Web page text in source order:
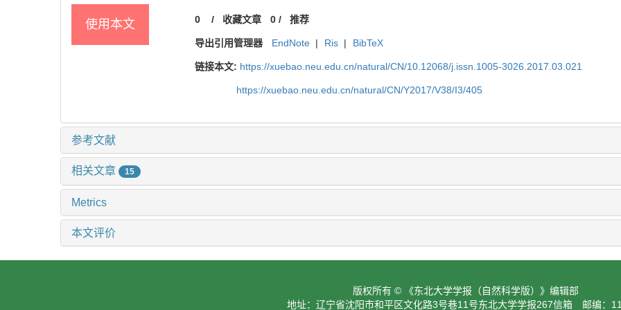
使用本文 0 / 收藏文章 0/ 推荐
导出引用管理器 EndNote | Ris | BibTeX
链接本文: https://xuebao.neu.edu.cn/natural/CN/10.12068/j.issn.1005-3026.2017.03.021
https://xuebao.neu.edu.cn/natural/CN/Y2017/V38/I3/405
参考文献
相关文章 15
Metrics
本文评价
版权所有 © 《东北大学学报（自然科学版）》编辑部
地址：辽宁省沈阳市和平区文化路3号巷11号东北大学学报267信箱 邮编：